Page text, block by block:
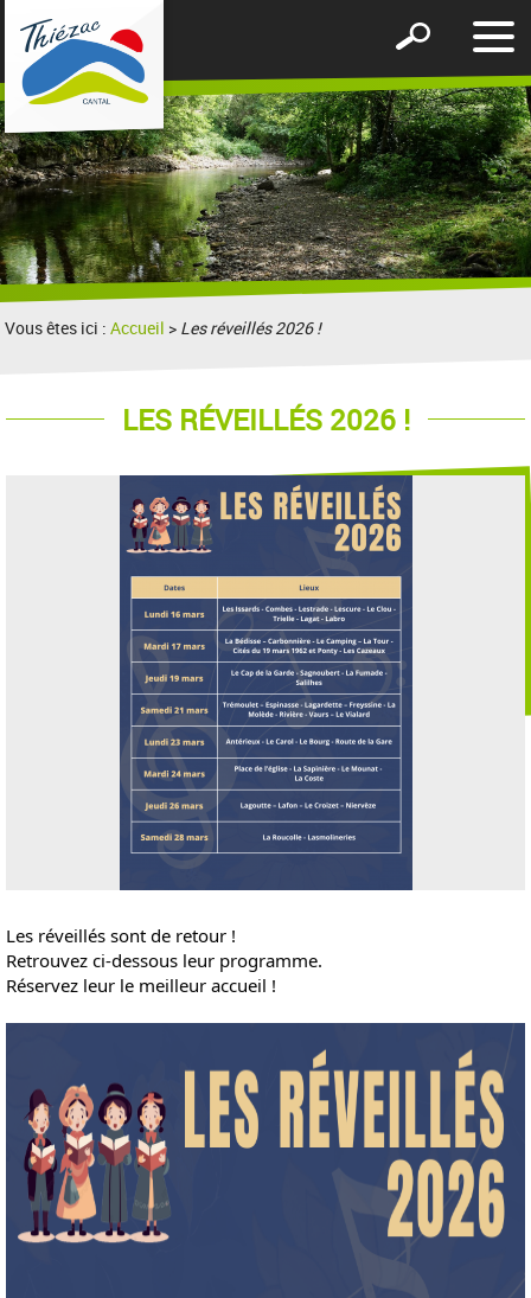
le
Afficher
formulaire
de
recherche
Vous êtes ici :Accueil > Les réveillés 2026 !
LES RÉVEILLÉS 2026 !
Les réveillés sont de retour !
Retrouvez ci-dessous leur programme.
Réservez leur le meilleur accueil !